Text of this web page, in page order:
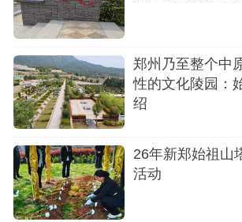
郑州乃至整个中
性的文化陵园：
绍
26年新郑始祖山
活动